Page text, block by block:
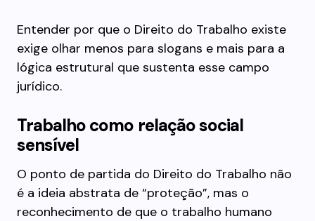
Entender por que o Direito do Trabalho existe
exige olhar menos para slogans e mais para a
lógica estrutural que sustenta esse campo
jurídico.
Trabalho como relação social
sensível
O ponto de partida do Direito do Trabalho não
é a ideia abstrata de “proteção”, mas o
reconhecimento de que o trabalho humano